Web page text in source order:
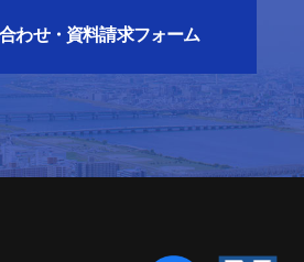
わせ・資料請求フォーム